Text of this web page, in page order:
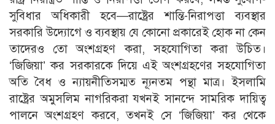
সুবিধার অধিকারী হবে—রাষ্ট্রের শান্তি-নিরাপত্তা ব্যবস্থার
সরকারি উদ্যোগে ও ব্যবস্থায় যে কোনাে প্রকারেই হােক না কেন
তাদেরও তাে অংশগ্রহণ করা, সহযােগিতা করা উচিত।
‘জিজিয়া’ কর সরকারকে দিয়ে এই অংশগ্রহণের সহযােগিতা
অতি বৈধ ও ন্যায়নীতিসম্মত ন্যূনতম পন্থা মাত্র। ইসলামি
রাষ্ট্রের অমুসলিম নাগরিকরা যখনই সানন্দে সামরিক দায়িত্ব
পালনে অংশগ্রহণ করবে, তখনই সে ‘জিজিয়া’ কর থেকে